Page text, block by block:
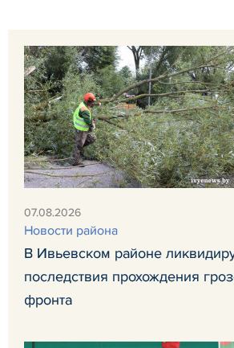
07.08.2026
Новости района
В Ивьевском районе
последствия прохождения
фронта